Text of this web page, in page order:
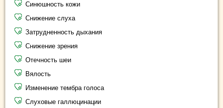
Синюшность кожи
Снижение слуха
Затрудненность дыхания
Снижение зрения
Отечность шеи
Вялость
Изменение тембра голоса
Слуховые галлюцинации